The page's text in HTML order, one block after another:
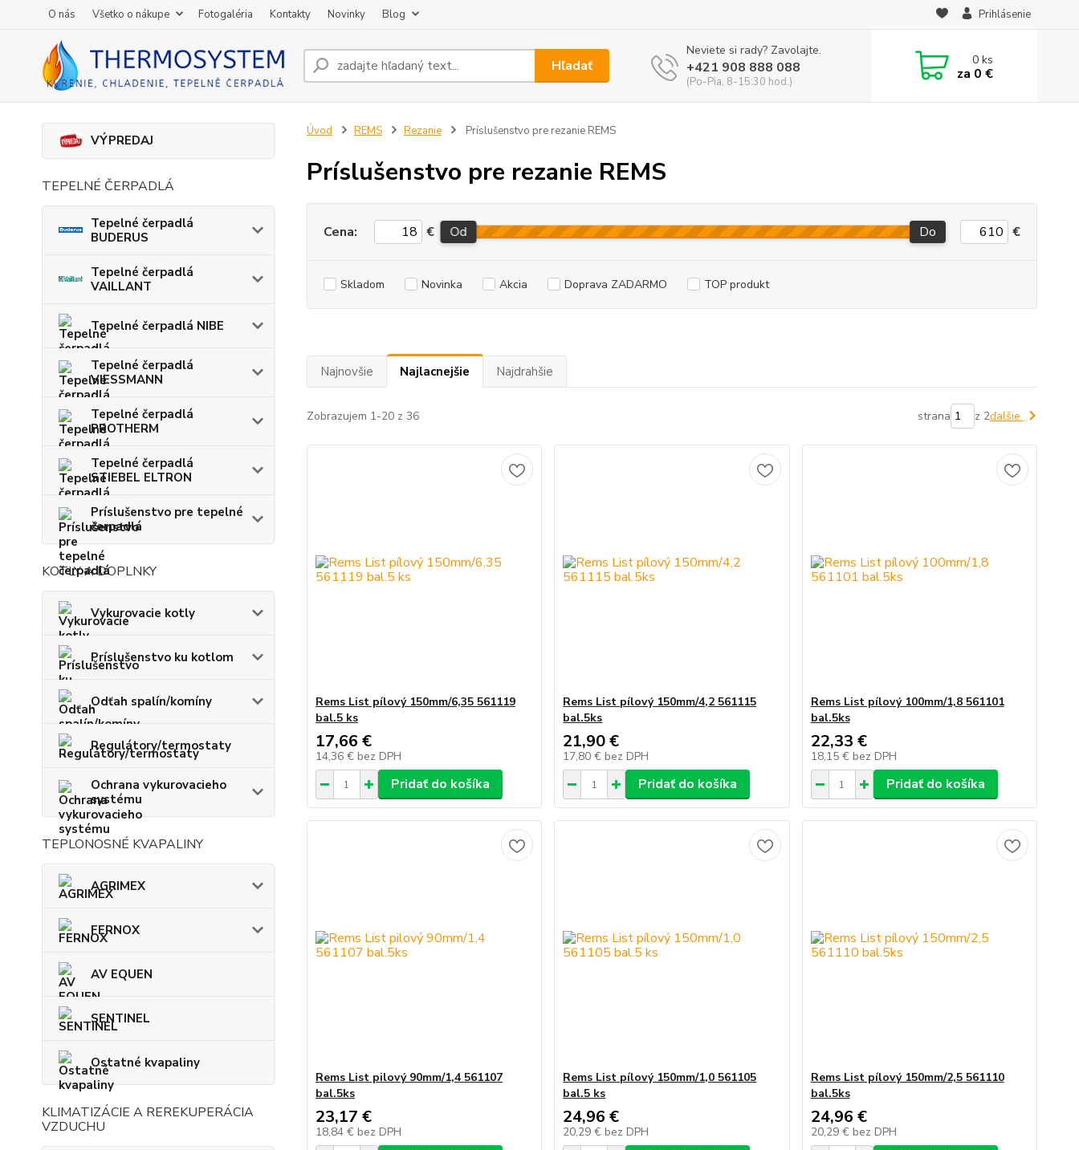
O nás Všetko o nákupe Fotogaléria Kontakty Novinky Blog Prihlásenie
Hľadať
Neviete si rady? Zavolajte.
+421 908 888 088
(Po-Pia, 8-15:30 hod.)
0ks
za 0 €
VÝPREDAJ
TEPELNÉ ČERPADLÁ
Tepelné čerpadlá
BUDERUS
Tepelné čerpadlá
VAILLANT
Tepelné čerpadlá NIBE
Tepelné čerpadlá
VIESSMANN
Tepelné čerpadlá
PROTHERM
Tepelné čerpadlá
STIEBEL ELTRON
Príslušenstvo pre tepelné
čerpadlá
KOTLY A DOPLNKY
Vykurovacie kotly
Príslušenstvo ku kotlom
Odťah spalín/komíny
Regulátory/termostaty
Ochrana vykurovacieho
systému
TEPLONOSNÉ KVAPALINY
AGRIMEX
FERNOX
AV EQUEN
SENTINEL
Ostatné kvapaliny
KLIMATIZÁCIE A REREKUPERÁCIA
VZDUCHU
Úvod REMS Rezanie Príslušenstvo pre rezanie REMS
Príslušenstvo pre rezanie REMS
Cena: € Od Do €
Skladom Novinka Akcia Doprava ZADARMO TOP produkt
Najnovšie Najlacnejšie Najdrahšie
Zobrazujem 1-20 z 36 strana z 2ďalšie
Rems List pílový 150mm/6,35 561119
bal.5 ks
17,66 €
14,36 € bez DPH
Pridať do košíka
Rems List pílový 150mm/4,2 561115
bal.5ks
21,90 €
17,80 € bez DPH
Pridať do košíka
Rems List pílový 100mm/1,8 561101
bal.5ks
22,33 €
18,15 € bez DPH
Pridať do košíka
Rems List pilový 90mm/1,4 561107
bal.5ks
23,17 €
18,84 € bez DPH
Rems List pílový 150mm/1,0 561105
bal.5 ks
24,96 €
20,29 € bez DPH
Rems List pílový 150mm/2,5 561110
bal.5ks
24,96 €
20,29 € bez DPH